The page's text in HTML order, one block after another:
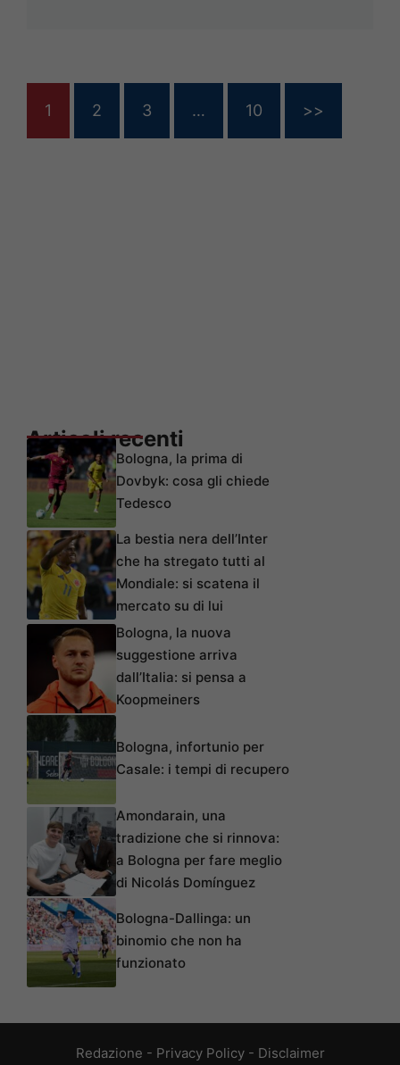
1 2 3 … 10 >>
Articoli recenti
Bologna, la prima di
Dovbyk: cosa gli chiede
Tedesco
La bestia nera dell’Inter
che ha stregato tutti al
Mondiale: si scatena il
mercato su di lui
Bologna, la nuova
suggestione arriva
dall’Italia: si pensa a
Koopmeiners
Bologna, infortunio per
Casale: i tempi di recupero
Amondarain, una
tradizione che si rinnova:
a Bologna per fare meglio
di Nicolás Domínguez
Bologna-Dallinga: un
binomio che non ha
funzionato
Redazione - Privacy Policy- Disclaimer